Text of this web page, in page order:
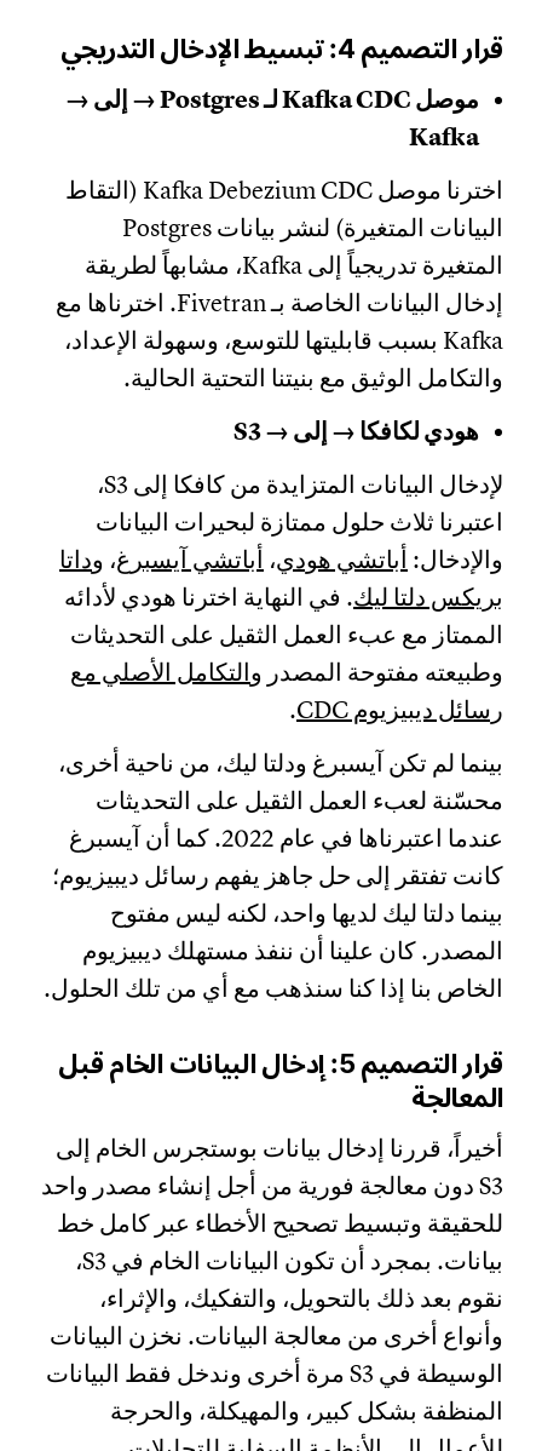
قرار التصميم 4: تبسيط الإدخال التدريجي
موصل Kafka CDC لـ Postgres → إلى →
Kafka
اخترنا موصل Kafka Debezium CDC (التقاط
البيانات المتغيرة) لنشر بيانات Postgres
المتغيرة تدريجياً إلى Kafka، مشابهاً لطريقة
إدخال البيانات الخاصة بـ Fivetran. اخترناها مع
Kafka بسبب قابليتها للتوسع، وسهولة الإعداد،
والتكامل الوثيق مع بنيتنا التحتية الحالية.
هودي لكافكا → إلى → S3
لإدخال البيانات المتزايدة من كافكا إلى S3،
اعتبرنا ثلاث حلول ممتازة لبحيرات البيانات
والإدخال:أباتشي هودي،أباتشي آيسبرغ، و داتا
بريكس دلتا ليك . في النهاية اخترنا هودي لأدائه
الممتاز مع عبء العمل الثقيل على التحديثات
وطبيعته مفتوحة المصدر والتكامل الأصلي مع
رسائل ديبيزيوم CDC
.
بينما لم تكن آيسبرغ ودلتا ليك، من ناحية أخرى،
محسّنة لعبء العمل الثقيل على التحديثات
عندما اعتبرناها في عام 2022. كما أن آيسبرغ
كانت تفتقر إلى حل جاهز يفهم رسائل ديبيزيوم؛
بينما دلتا ليك لديها واحد، لكنه ليس مفتوح
المصدر. كان علينا أن ننفذ مستهلك ديبيزيوم
الخاص بنا إذا كنا سنذهب مع أي من تلك الحلول.
قرار التصميم 5: إدخال البيانات الخام قبل
المعالجة
أخيراً، قررنا إدخال بيانات بوستجرس الخام إلى
S3 دون معالجة فورية من أجل إنشاء مصدر واحد
للحقيقة وتبسيط تصحيح الأخطاء عبر كامل خط
بيانات. بمجرد أن تكون البيانات الخام في S3،
نقوم بعد ذلك بالتحويل، والتفكيك، والإثراء،
وأنواع أخرى من معالجة البيانات. نخزن البيانات
الوسيطة في S3 مرة أخرى وندخل فقط البيانات
المنظفة بشكل كبير، والمهيكلة، والحرجة